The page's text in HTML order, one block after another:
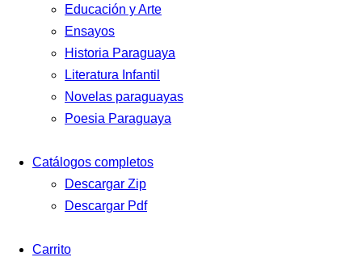
Educación y Arte
Ensayos
Historia Paraguaya
Literatura Infantil
Novelas paraguayas
Poesia Paraguaya
Catálogos completos
Descargar Zip
Descargar Pdf
Carrito